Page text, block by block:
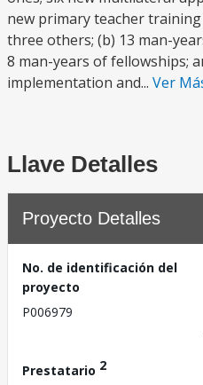
new primary teacher
three others; (b) 13 man-
8 man-years of fellowships;
implementation and... Ver
Llave Detalles
Proyecto Detalles
No. de identificación del
proyecto
P006979
Prestatario 2